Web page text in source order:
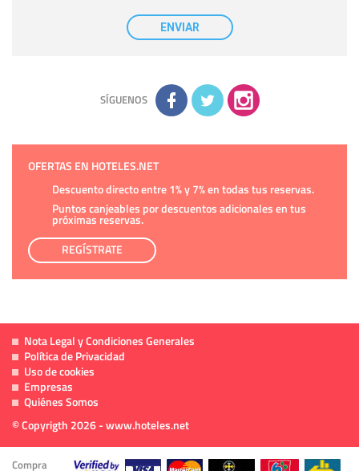
con carácter general, sólo el personal de
nuestra entidad que esté debidamente autorizado podrá
tener conocimiento de la información que le pedimos. No se
comunicarán datos a terceros.
adicional y detallada sobre cómo tratamos sus datos en la
política de privacidad
ENVIAR
SÍGUENOS
OFERTAS EN HOTELES.NET
Descuento directo entre 1% y 7% en todas tus reservas.
Puntos canjeables por descuentos adicionales en tus
próximas reservas.
REGÍSTRATE
Nota Legal y Condiciones Generales
Política de Privacidad
Uso de cookies
Empresas
Quiénes Somos
© Copyrigth 2026 - www.hoteles.net
Compra